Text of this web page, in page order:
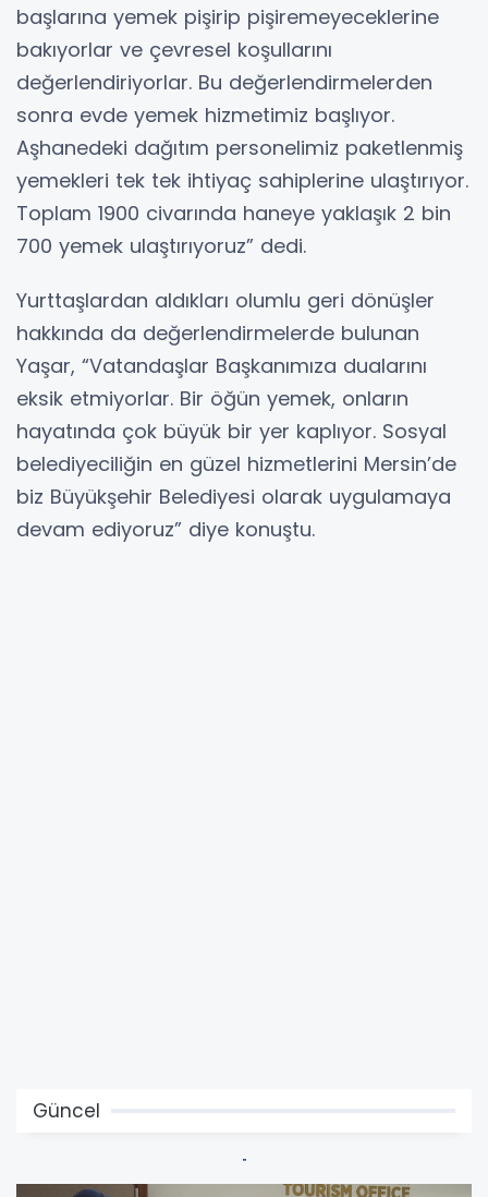
başlarına yemek pişirip pişiremeyeceklerine
bakıyorlar ve çevresel koşullarını
değerlendiriyorlar. Bu değerlendirmelerden
sonra evde yemek hizmetimiz başlıyor.
Aşhanedeki dağıtım personelimiz paketlenmiş
yemekleri tek tek ihtiyaç sahiplerine ulaştırıyor.
Toplam 1900 civarında haneye yaklaşık 2 bin
700 yemek ulaştırıyoruz” dedi.
Yurttaşlardan aldıkları olumlu geri dönüşler
hakkında da değerlendirmelerde bulunan
Yaşar, “Vatandaşlar Başkanımıza dualarını
eksik etmiyorlar. Bir öğün yemek, onların
hayatında çok büyük bir yer kaplıyor. Sosyal
belediyeciliğin en güzel hizmetlerini Mersin’de
biz Büyükşehir Belediyesi olarak uygulamaya
devam ediyoruz” diye konuştu.
Güncel